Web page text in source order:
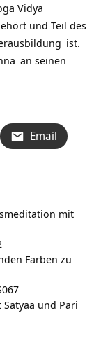
Vidya
und Teil des
ist.
an seinen
Email
mit
Farben zu
und Pari